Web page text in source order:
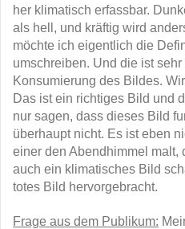
her klimatisch erfassbar.
als hell, und kräftig wird
möchte ich eigentlich die
umschreiben. Und die ist
Konsumierung des Bildes.
Das ist ein richtiges Bild und
nur sagen, dass dieses Bild
überhaupt nicht. Es ist eben
einer den Abendhimmel malt,
auch ein klimatisches Bild
totes Bild hervorgebracht.
Frage aus dem Publikum: